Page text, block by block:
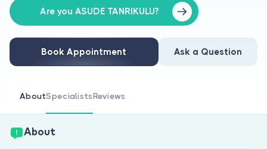
For Doctors
Are you a doctor?
Are you ASUDE TANRIKULU?
Book Appointment Ask a Question
AboutSpecialistsReviews
About